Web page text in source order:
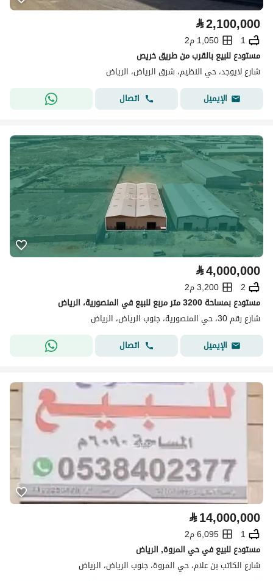
⃁2,100,000
1
1,050 م2
مستودع للبيع بالقرب من طريق خريص
شارع لايوجد، حي النظيم، شرق الرياض، الرياض
الإيميل
اتصال
⃁4,000,000
2
3,200 م2
مستودع بمساحة 3200 متر مربع للبيع في المنصورية، الرياض
شارع رقم 30، حي المنصورية، جنوب الرياض، الرياض
الإيميل
اتصال
⃁14,000,000
1
6,095 م2
مستودع للبيع في حي المروة, الرياض
شارع الكاتب بن علام، حي المروة، جنوب الرياض، الرياض